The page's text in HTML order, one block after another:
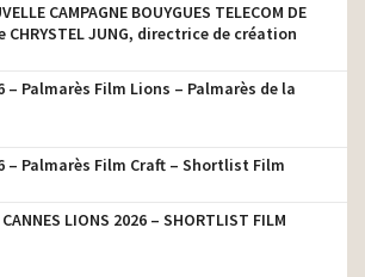
CAMPAGNE BOUYGUES TELECOM DE
CHRYSTEL JUNG, directrice de création
– Palmarès Film Lions – Palmarès de la
– Palmarès Film Craft – Shortlist Film
CANNES LIONS 2026 – SHORTLIST FILM